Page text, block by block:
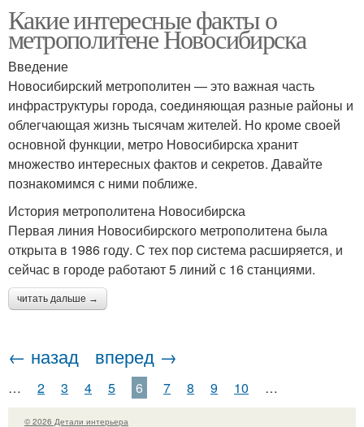
Какие интересные факты о
метрополитене Новосибирска
Введение
Новосибирский метрополитен — это важная часть
инфраструктуры города, соединяющая разные районы и
облегчающая жизнь тысячам жителей. Но кроме своей
основной функции, метро Новосибирска хранит
множество интересных фактов и секретов. Давайте
познакомимся с ними поближе.
История метрополитена Новосибирска
Первая линия Новосибирского метрополитена была
открыта в 1986 году. С тех пор система расширяется, и
сейчас в городе работают 5 линий с 16 станциями.
читать дальше →
← назад вперед →
… 2 3 4 5 6 7 8 9 10 …
© 2026 Детали интерьера